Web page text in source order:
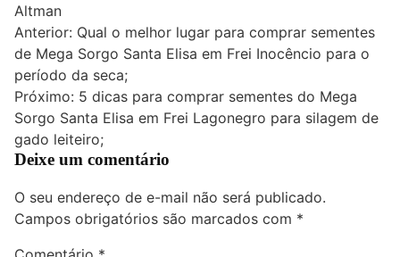
Altman
Navegação
de
Post
Anterior: Qual o melhor lugar para comprar sementes
de Mega Sorgo Santa Elisa em Frei Inocêncio para o
período da seca;
Próximo: 5 dicas para comprar sementes do Mega
Sorgo Santa Elisa em Frei Lagonegro para silagem de
gado leiteiro;
Deixe um comentário
O seu endereço de e-mail não será publicado.
Campos obrigatórios são marcados com *